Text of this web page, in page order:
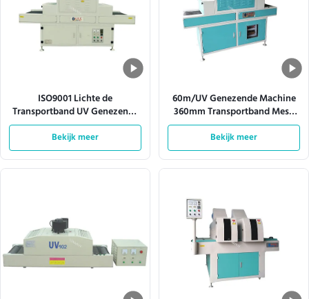
ISO9001 Lichte de
Transportband UV Genezende
Machine 380V 50HZ van de
hittedissipatie
Bekijk meer
60m/UV Genezende Machine
360mm Transportband Mesh
Width van Min Automatic Led
Bekijk meer